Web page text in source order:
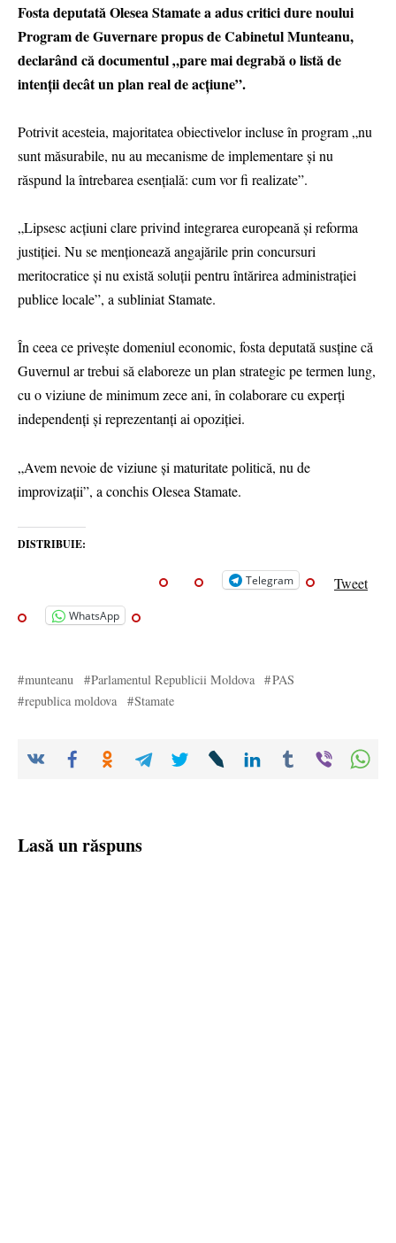
Fosta deputată Olesea Stamate a adus critici dure noului
Program de Guvernare propus de Cabinetul Munteanu,
declarând că documentul „pare mai degrabă o listă de
intenții decât un plan real de acțiune”.
Potrivit acesteia, majoritatea obiectivelor incluse în program „nu
sunt măsurabile, nu au mecanisme de implementare și nu
răspund la întrebarea esențială: cum vor fi realizate”.
„Lipsesc acțiuni clare privind integrarea europeană și reforma
justiției. Nu se menționează angajările prin concursuri
meritocratice și nu există soluții pentru întărirea administrației
publice locale”, a subliniat Stamate.
În ceea ce privește domeniul economic, fosta deputată susține că
Guvernul ar trebui să elaboreze un plan strategic pe termen lung,
cu o viziune de minimum zece ani, în colaborare cu experți
independenți și reprezentanți ai opoziției.
„Avem nevoie de viziune și maturitate politică, nu de
improvizații”, a conchis Olesea Stamate.
DISTRIBUIE:
Telegram Tweet
WhatsApp
munteanu Parlamentul Republicii Moldova
PAS
republica moldova
Stamate
Lasă un răspuns